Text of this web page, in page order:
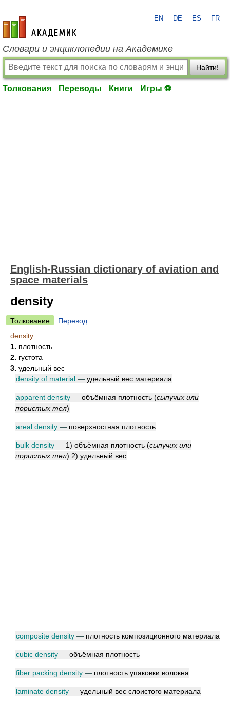
academic.ru
EN DE ES FR
Словари и энциклопедии на Академике
Найти!
Толкования Переводы Книги Игры ⚽
English-Russian dictionary of aviation and
space materials
density
Толкование
Перевод
density
1. плотность
2. густота
3. удельный вес
density of material — удельный вес материала
apparent density — объёмная плотность (сыпучих или
пористых тел)
areal density — поверхностная плотность
bulk density — 1) объёмная плотность (сыпучих или
пористых тел) 2) удельный вес
composite density — плотность композиционного материала
cubic density — объёмная плотность
fiber packing density — плотность упаковки волокна
laminate density — удельный вес слоистого материала